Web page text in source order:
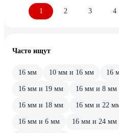
1 2 3 4
Часто ищут
16 мм 10 мм и 16 мм 16
16 мм и 19 мм 16 мм и 8 мм
16 мм и 18 мм 16 мм и 22
16 мм и 6 мм 16 мм и 24 мм